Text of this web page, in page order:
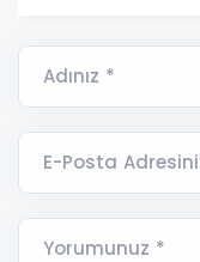
Adınız *
E-Posta
Yorumunuz *